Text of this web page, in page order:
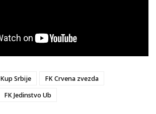
Kup Srbije
FK Crvena zvezda
FK Jedinstvo Ub